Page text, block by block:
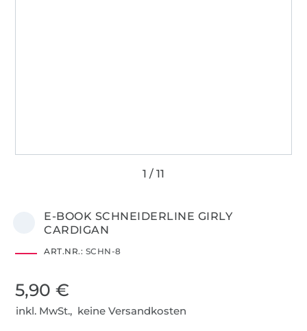
E-BOOK SCHNEIDERLINE GIRLY
CARDIGAN
ART.NR.: SCHN-8
5,90 €
inkl. MwSt., keine Versandkosten